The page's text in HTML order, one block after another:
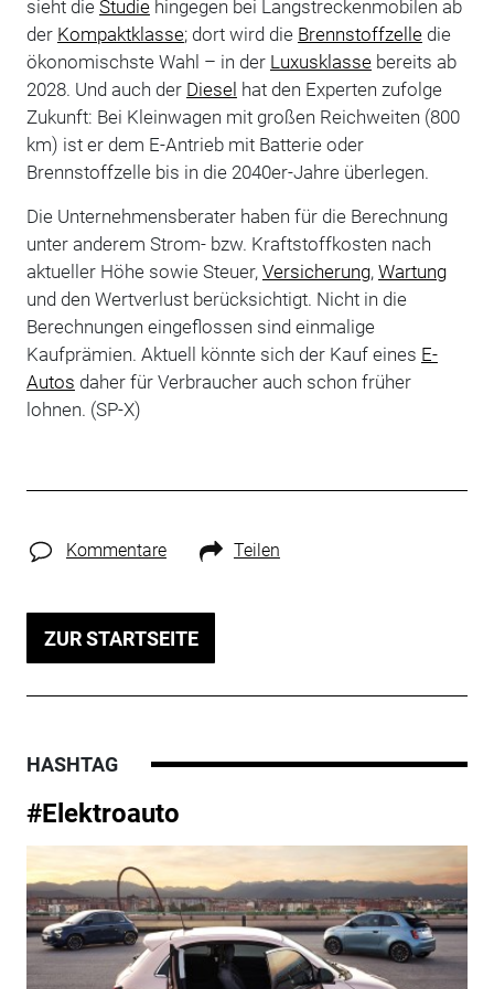
sieht die Studiehingegen bei Langstreckenmobilen ab
der Kompaktklasse; dort wird die Brennstoffzelledie
ökonomischste Wahl – in der Luxusklassebereits ab
2028. Und auch der Diesel hat den Experten zufolge
Zukunft: Bei Kleinwagen mit großen Reichweiten (800
km) ist er dem E-Antrieb mit Batterie oder
Brennstoffzelle bis in die 2040er-Jahre überlegen.
Die Unternehmensberater haben für die Berechnung
unter anderem Strom- bzw. Kraftstoffkosten nach
aktueller Höhe sowie Steuer, Versicherung, Wartung
und den Wertverlust berücksichtigt. Nicht in die
Berechnungen eingeflossen sind einmalige
Kaufprämien. Aktuell könnte sich der Kauf eines E-
Autos daher für Verbraucher auch schon früher
lohnen. (SP-X)
Kommentare Teilen
ZUR STARTSEITE
HASHTAG
#Elektroauto